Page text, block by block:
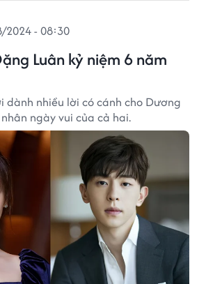
Luân kỷ niệm 6 năm
2024 - 08:30
dành nhiều lời có cánh cho Dương
ngày vui của cả hai.